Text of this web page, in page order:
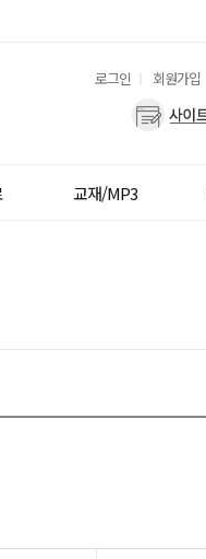
유
메
뉴
로그인 회원가입
사
메
교재/MP3